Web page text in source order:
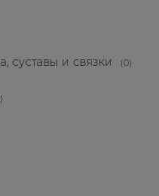
суставы и связки (0)